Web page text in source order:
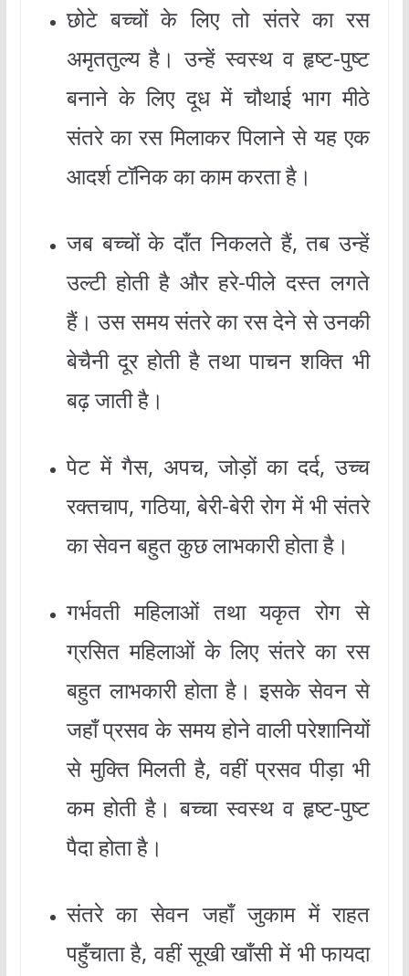
छोटे बच्चों के लिए तो संतरे का रस
अमृततुल्य है। उन्हें स्वस्थ व हृष्ट-पुष्ट
बनाने के लिए दूध में चौथाई भाग मीठे
संतरे का रस मिलाकर पिलाने से यह एक
आदर्श टॉनिक का काम करता है।
जब बच्चों के दाँत निकलते हैं, तब उन्हें
उल्टी होती है और हरे-पीले दस्त लगते
हैं। उस समय संतरे का रस देने से उनकी
बेचैनी दूर होती है तथा पाचन शक्ति भी
बढ़ जाती है।
पेट में गैस, अपच, जोड़ों का दर्द, उच्च
रक्तचाप, गठिया, बेरी-बेरी रोग में भी संतरे
का सेवन बहुत कुछ लाभकारी होता है।
गर्भवती महिलाओं तथा यकृत रोग से
ग्रसित महिलाओं के लिए संतरे का रस
बहुत लाभकारी होता है। इसके सेवन से
जहाँ प्रसव के समय होने वाली परेशानियों
से मुक्ति मिलती है, वहीं प्रसव पीड़ा भी
कम होती है। बच्चा स्वस्थ व हृष्ट-पुष्ट
पैदा होता है।
संतरे का सेवन जहाँ जुकाम में राहत
पहुँचाता है, वहीं सूखी खाँसी में भी फायदा